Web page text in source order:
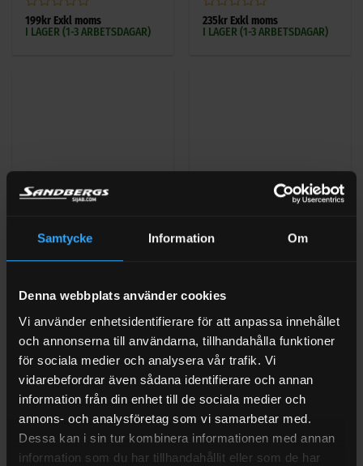
Samtycke Information Om
Denna webbplats använder cookies
Vi använder enhetsidentifierare för att anpassa innehållet
och annonserna till användarna, tillhandahålla funktioner
för sociala medier och analysera vår trafik. Vi
vidarebefordrar även sådana identifierare och annan
information från din enhet till de sociala medier och
annons- och analysföretag som vi samarbetar med.
Dessa kan i sin tur kombinera informationen med annan
information som du har tillhandahållit eller som de har
Betygsatt
199kr Exkl moms
I LAGER (1-3 ARBETSDAGAR)
Betygsatt
235 kr Exkl moms
I LAGER (1-3 ARBETSDAGAR)
ADAPTER IBC KOPPLINGAR
IBC Adapter bottenventil
Betygsatt
0
av
5
199krExkl moms
I LAGER (1-3 ARBETSDAGAR)
ADAPTER IBC KOPPLINGAR
Betygsatt5
av 5
199krExkl moms
I LAGER (1-3 ARBETSDAGAR)